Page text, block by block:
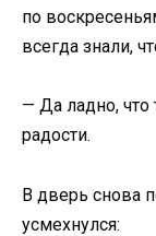
по
всегда знали,
— Да ладно, что
радости.
В дверь снова
усмехнулся: